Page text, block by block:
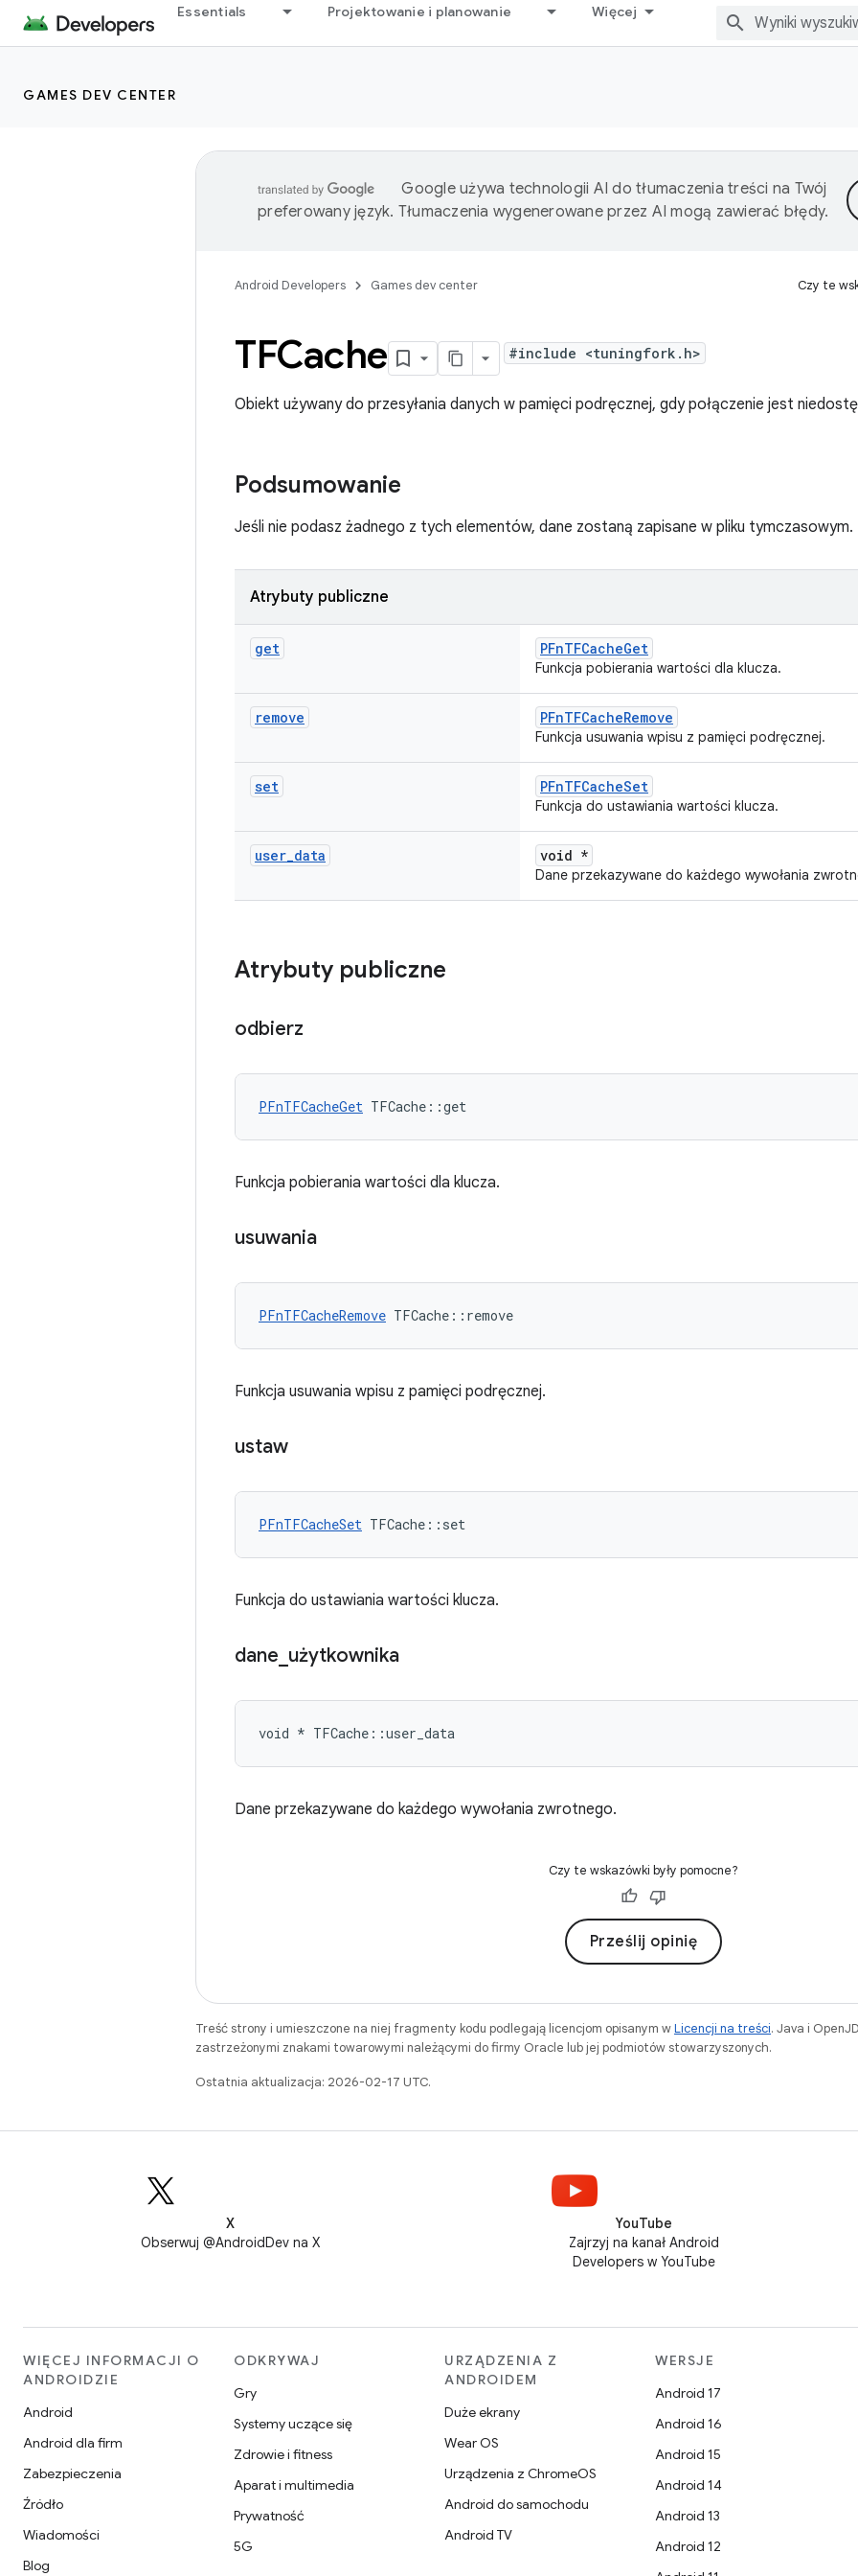
Essentials Projektowanie i planowanie Więcej
GAMES DEV CENTER
Google używa technologii AI do tłumaczenia treści na Twój
preferowany język. Tłumaczenia wygenerowane przez AI mogą zawierać błędy.
Android Developers Games dev center Czy te
TFCache #include <tuningfork.h>
Obiekt używany do przesyłania danych w pamięci podręcznej, gdy połączenie jest
Podsumowanie
Jeśli nie podasz żadnego z tych elementów, dane zostaną zapisane w pliku tymczasowym.
Atrybuty publiczne
get PFnTFCacheGet
Funkcja pobierania wartości dla klucza.
remove PFnTFCacheRemove
Funkcja usuwania wpisu z pamięci podręcznej.
set PFnTFCacheSet
Funkcja do ustawiania wartości klucza.
user_data void *
Dane przekazywane do każdego wywołania
Atrybuty publiczne
odbierz
PFnTFCacheGet TFCache::get
Funkcja pobierania wartości dla klucza.
usuwania
PFnTFCacheRemove TFCache::remove
Funkcja usuwania wpisu z pamięci podręcznej.
ustaw
PFnTFCacheSet TFCache::set
Funkcja do ustawiania wartości klucza.
dane użytkownika
void * TFCache::user_data
Dane przekazywane do każdego wywołania zwrotnego.
Czy te wskazówki były pomocne?
Prześlij opinię
Treść strony i umieszczone na niej fragmenty kodu podlegają licencjom opisanym wLicencji na treści. Java i
zastrzeżonymi znakami towarowymi należącymi do firmy Oracle lub jej podmiotów stowarzyszonych.
Ostatnia aktualizacja: 2026-02-17 UTC.
X
Obserwuj @AndroidDev na X
YouTube
Zajrzyj na kanał Android
Developers w YouTube
WIĘCEJ INFORMACJI O
ANDROIDZIE
Android
Android dla firm
Zabezpieczenia
Źródło
Wiadomości
Blog
ODKRYWAJ
Gry
Systemy uczące się
Zdrowie i fitness
Aparat i multimedia
Prywatność
5G
URZĄDZENIA Z
ANDROIDEM
Duże ekrany
Wear OS
Urządzenia z ChromeOS
Android do samochodu
Android TV
WERSJE
Android 17
Android 16
Android 15
Android 14
Android 13
Android 12